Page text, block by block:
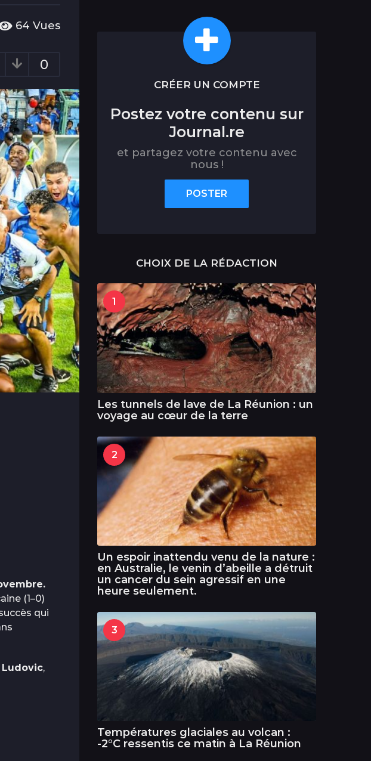
64 Vues
0
(1–0)
qui
Ludovic,
CRÉER UN COMPTE
Postez votre contenu sur
Journal.re
et partagez votre contenu avec
nous !
POSTER
CHOIX DE LA RÉDACTION
1
Les tunnels de lave de La Réunion : un
voyage au cœur de la terre
2
Un espoir inattendu venu de la nature :
en Australie, le venin d’abeille a détruit
un cancer du sein agressif en une
heure seulement.
3
Températures glaciales au volcan :
-2°C ressentis ce matin à La Réunion